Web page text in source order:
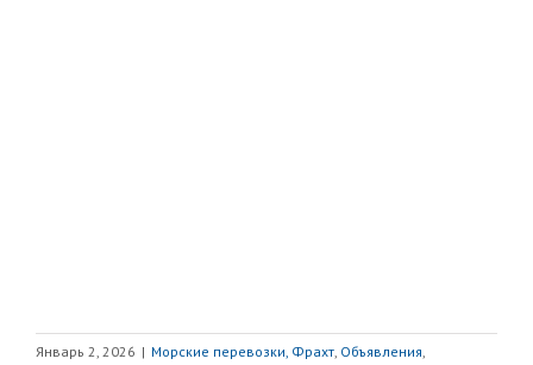
Январь 2, 2026 | Морские перевозки, Фрахт, Объявления,